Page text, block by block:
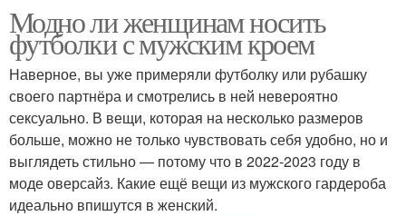
Модно ли женщинам носить
футболки с мужским кроем
Наверное, вы уже примеряли футболку или рубашку
своего партнёра и смотрелись в ней невероятно
сексуально. В вещи, которая на несколько размеров
больше, можно не только чувствовать себя удобно, но и
выглядеть стильно — потому что в 2022-2023 году в
моде оверсайз. Какие ещё вещи из мужского гардероба
идеально впишутся в женский.